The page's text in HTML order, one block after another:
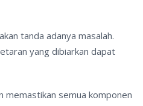
tanda adanya masalah.
yang dibiarkan dapat
memastikan semua komponen